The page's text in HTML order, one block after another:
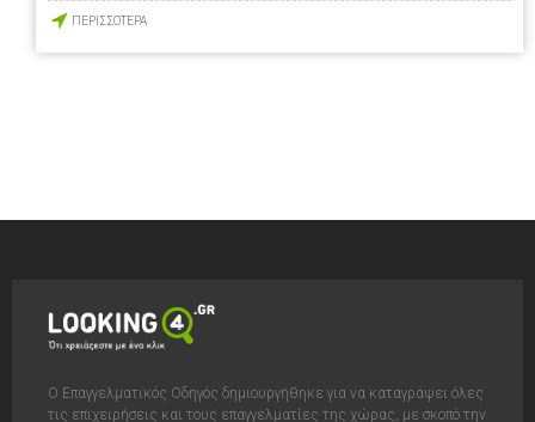
ΠΕΡΙΣΣΟΤΕΡΑ
Ο Επαγγελματικός Οδηγός δημιουργήθηκε για να καταγράψει όλες
τις επιχειρήσεις και τους επαγγελματίες της χώρας, με σκοπό την